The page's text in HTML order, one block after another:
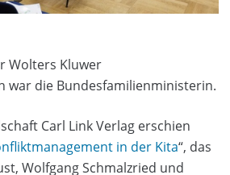
Wolters Kluwer
war die Bundesfamilienministerin.
Carl Link Verlag erschien
in der Kita“, das
Wolfgang Schmalzried und